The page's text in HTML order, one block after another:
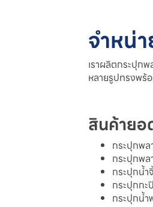
จำหน่
เราผลิตกระปุก
หลายรูปทรงพร้
สินค้ายอ
กระปุกพล
กระปุกพ
กระปุกน้ำ
กระปุกกะปิ
กระปุกน้ำ